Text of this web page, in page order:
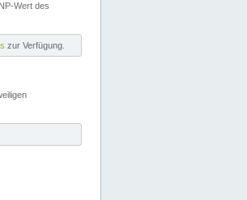
Wert des
zur Verfügung.